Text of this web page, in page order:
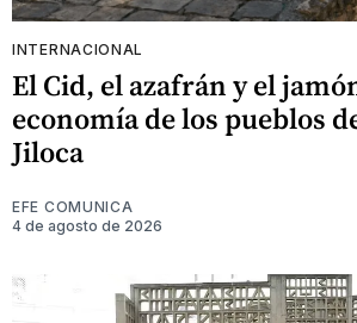
INTERNACIONAL
El Cid, el azafrán y el
economía de los pueblos
Jiloca
EFE COMUNICA
4 de agosto de 2026